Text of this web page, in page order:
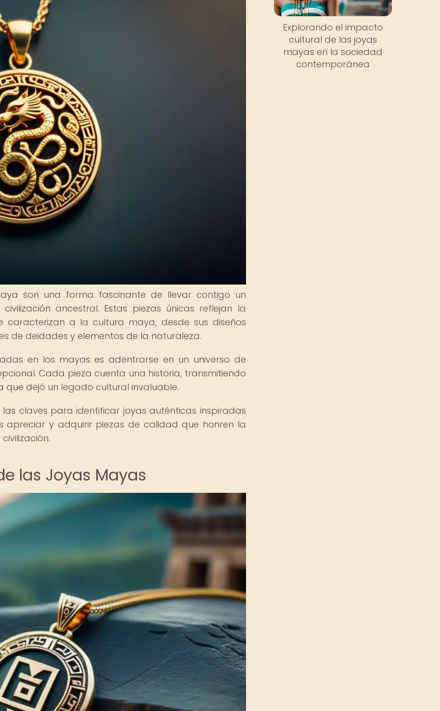
son una forma fascinante de llevar contigo un
ancestral. Estas piezas únicas reflejan la
caracterizan a la cultura maya, desde sus diseños
de deidades y elementos de la naturaleza.
en los mayas es adentrarse en un universo de
Cada pieza cuenta una historia, transmitiendo
que dejó un legado cultural invaluable.
claves para identificar joyas auténticas inspiradas
y adquirir piezas de calidad que honren la
las Joyas Mayas
Explorando el impacto
cultural de las joyas
mayas en la sociedad
contemporánea